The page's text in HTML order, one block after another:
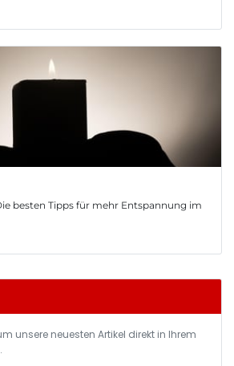
besten Tipps für mehr Entspannung im
unsere neuesten Artikel direkt in Ihrem